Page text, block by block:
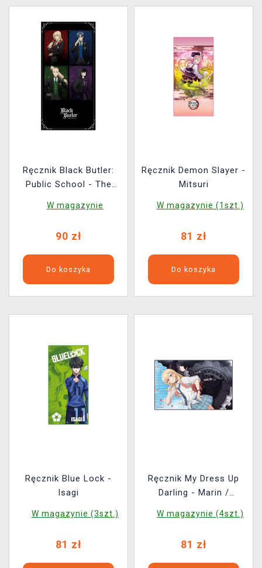
Ręcznik Black Butler:
Public School - The
W magazynie
90 zł
Do koszyka
Ręcznik Demon Slayer -
Mitsuri
W magazynie (1szt.)
81 zł
Do koszyka
Ręcznik Blue Lock -
Isagi
W magazynie (3szt.)
81 zł
Ręcznik My Dress Up
Darling - Marin /
Ver.
W magazynie (4szt.)
81 zł